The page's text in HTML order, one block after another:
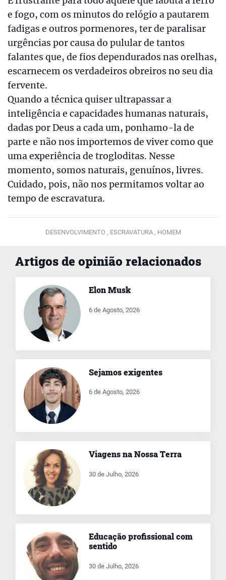
e fogo, com os minutos do relógio a pautarem
fadigas e outros pormenores, ter de paralisar
urgências por causa do pulular de tantos
falantes que, de fios dependurados nas orelhas,
escarnecem os verdadeiros obreiros no seu dia
fervente.
Quando a técnica quiser ultrapassar a
inteligência e capacidades humanas naturais,
dadas por Deus a cada um, ponhamo-la de
parte e não nos importemos de viver como que
uma experiência de trogloditas. Nesse
momento, somos naturais, genuínos, livres.
Cuidado, pois, não nos permitamos voltar ao
tempo de escravatura.
DESENVOLVIMENTO , ESCRAVATURA , HOMEM
Artigos de opinião relacionados
Elon Musk
6 de Agosto, 2026
Sejamos exigentes
6 de Agosto, 2026
Viagens na Nossa Terra
30 de Julho, 2026
Educação profissional com
sentido
30 de Julho, 2026